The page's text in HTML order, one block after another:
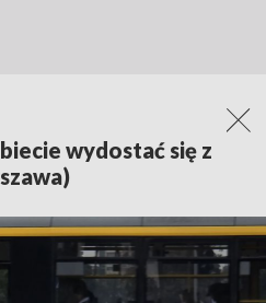
wydostać się z